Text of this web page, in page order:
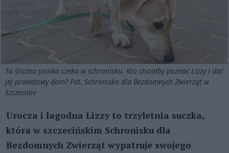
Ta śliczna psinka czeka w schronisku. Kto chciałby poznać Lizzy i dać
jej prawdziwy dom? Fot. Schronisko dla Bezdomnych Zwierząt w
Szczecinie
Urocza i łagodna Lizzy to trzyletnia suczka,
która w szczecińskim Schronisku dla
Bezdomnych Zwierząt wypatruje swojego